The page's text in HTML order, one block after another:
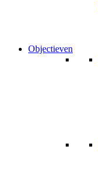
Objectieven